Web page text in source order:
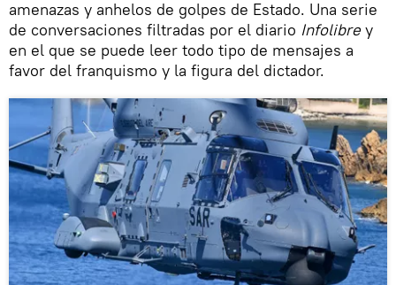
amenazas y anhelos de golpes de Estado. Una serie
de conversaciones filtradas por el diario Infolibrey
en el que se puede leer todo tipo de mensajes a
favor del franquismo y la figura del dictador.